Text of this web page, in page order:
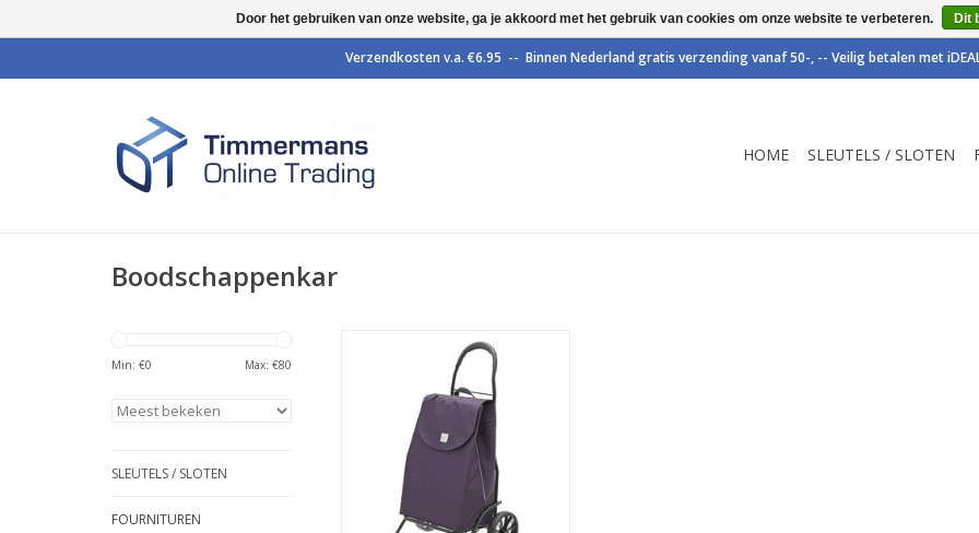
HOME SLEUTELS / SLOTEN
Boodschappenkar
Min: €0 Max: €80
SLEUTELS / SLOTEN
FOURNITUREN
Boodschappen wagentje van
hoogwaardige kwaliteit.
TOEVOEGEN AAN WINKELWAGEN
Door het gebruiken van onze website, ga je akkoord met het gebruik van cookies om onze website te verbeteren. Dit